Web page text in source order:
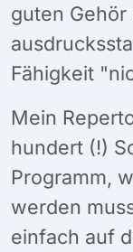
guten Gehör
Fähigkeit
Mein
hundert (!)
Programm,
werden
einfach auf